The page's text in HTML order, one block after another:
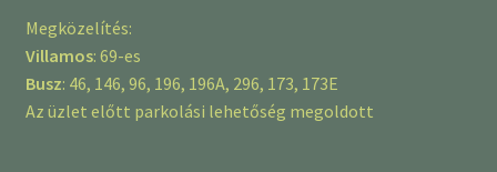
Megközelítés:
Villamos: 69-es
Busz: 46, 146, 96, 196, 196A, 296, 173, 173E
Az üzlet előtt parkolási lehetőség megoldott